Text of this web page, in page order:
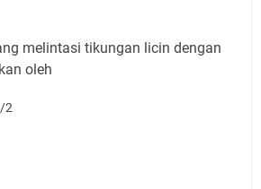
melintasi tikungan licin dengan
oleh
2